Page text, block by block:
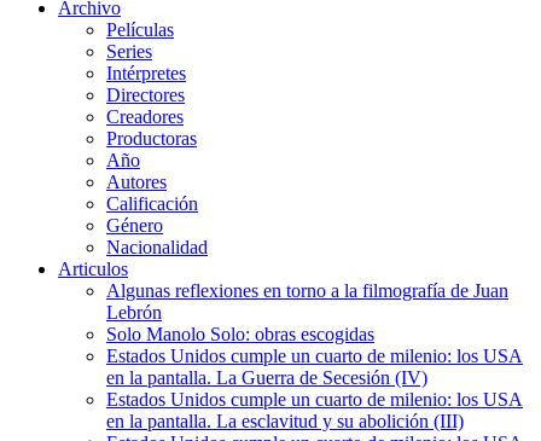
Archivo
Películas
Series
Intérpretes
Directores
Creadores
Productoras
Año
Autores
Calificación
Género
Nacionalidad
Articulos
Algunas reflexiones en torno a la filmografía de Juan
Lebrón
Solo Manolo Solo: obras escogidas
Estados Unidos cumple un cuarto de milenio: los USA
en la pantalla. La Guerra de Secesión (IV)
Estados Unidos cumple un cuarto de milenio: los USA
en la pantalla. La esclavitud y su abolición (III)